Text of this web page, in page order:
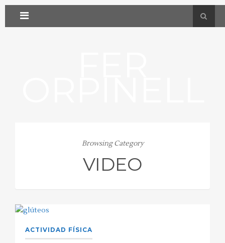
Browsing Category
VIDEO
ACTIVIDAD FÍSICA